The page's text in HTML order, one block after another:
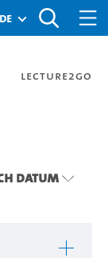
de
Lecture2Go
Datum